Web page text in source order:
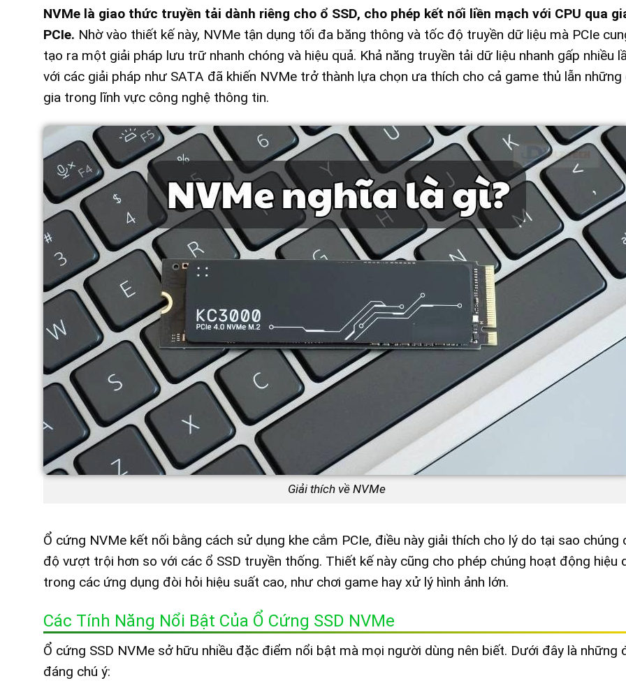
NVMe là giao thức truyền tải dành riêng cho ổ SSD, cho phép kết nối liền mạch với CPU qua
PCIe. Nhờ vào thiết kế này, NVMe tận dụng tối đa băng thông và tốc độ truyền dữ liệu mà PCIe
tạo ra một giải pháp lưu trữ nhanh chóng và hiệu quả. Khả năng truyền tải dữ liệu nhanh gấp nhiều
với các giải pháp như SATA đã khiến NVMe trở thành lựa chọn ưa thích cho cả game thủ lẫn những
gia trong lĩnh vực công nghệ thông tin.
Giải thích về NVMe
Ổ cứng NVMe kết nối bằng cách sử dụng khe cắm PCIe, điều này giải thích cho lý do tại sao chúng
độ vượt trội hơn so với các ổ SSD truyền thống. Thiết kế này cũng cho phép chúng hoạt động hiệu
trong các ứng dụng đòi hỏi hiệu suất cao, như chơi game hay xử lý hình ảnh lớn.
Các Tính Năng Nổi Bật Của Ổ Cứng SSD NVMe
Ổ cứng SSD NVMe sở hữu nhiều đặc điểm nổi bật mà mọi người dùng nên biết. Dưới đây là những
đáng chú ý: